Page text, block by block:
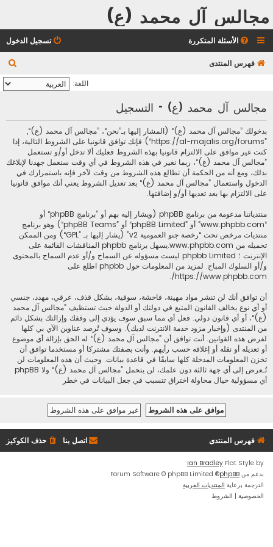
مجالس آل محمد (ع)
الأسئلة المتكررة تسجيل الدخول
فهرس المنتدى
ح
ث
اللغة:
مجالس آل محمد (ع) - التسجيل
بدخولك ”مجالس آل محمد (ع)“ (المشار إليها بـ”نحن“، ”مجالس آل محمد (ع)“,
”https://al-majalis.org/forums“) فإنك توافق قانونيا على الشروط التالية، إذا
كنت غير موافق على الالتزام قانونيا بهذه الشروط فعليك ألا تدخل أو/و تستعمل
”مجالس آل محمد (ع)“، ربما نغير في هذه الشروط في أي وقت سنعمل جهدنا لإبلاغك
بذلك، ومع أنه من الحكمة أن تطالع هذه الشروط من وقت لآخر فإنه باستمرارك في
الدخول واستعمال ”مجالس آل محمد (ع)“ بعد تعديل الشروط يعني أنك موافق قانونيا
على الالتزام بها بعد تعديها أو/و إضافتها.
منتدياتنا مدعومة من برنامج phpBB (ويشار إليه بهم أو ”برنامج phpBB“ أو
“www.phpbb.com” أو ”phpBB Limited“ أو ”phpBB Teams“) وهو برنامج
منتديات مرخص تحت “رخصة جنو العمومية v2
” (يشار إليها بـ ”GPL“) ومن الممكن
تحميله من www.phpbb.com
.يسهل برنامج phpbb المناقشات القائمة على
الإنترنت ؛ phpbb Limited ليست مسؤوله عن السماح و/أو عدم السماح بالمحتوى
و/أو السلوك المباح. لمزيد من المعلومات حول phpbb اطلع على
https://www.phpbb.com/
.
أن توافق أنك لن تنشر مواد مهينة، فاحشة، سوقية، بشكل قذف، عرقي، مهدد، جنسي
أو أي نوع يخالف القانون المتبع في دولتك أو الدولة حيث تستظيف ”مجالس آل محمد
(ع)“، أو أي قانون دولي. فعل أي مما سبق سوف يؤدي إلى وقفك وإزالتك بشكل دائم
من المنتدى (وإخبار مزود خدمة الانترنت لديك). وسوف تُرصد عناوين الآي بي كلها
لفرض هذه القوانين. أنت توافق أن ”مجالس آل محمد (ع)“ له الحق بإزالة أي موضوع
أو تعديله أو نقله أو إغلاقه حسب رأيهم. وأنت بصفتك مشتركا أو مستخدما توافق أن
تخزن المعلومات المدخلة كلها سابقًا في قاعدة بيانات. وحيث أن هذه المعلومات لن
تُـعرض إلى أي جهة ثالثة دون علمك، لن يتحمل ”مجالس آل محمد (ع)“ ولا phpBB
أي مسؤولية حيال محاولة اختراق تتسبب في جعل البيانات في خطر
فهرس المنتدى حذف الكوكيز اتصل بنا
Flat Style by
Ian Bradley
بدعم من phpBB
® Forum Software © phpBB Limited
الترجمة برعاية المنتديات العربية
الخصوصية | الشروط